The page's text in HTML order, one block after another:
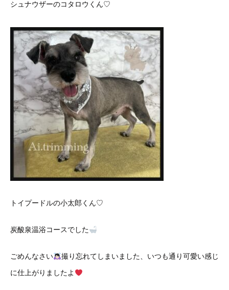
シュナウザーのコタロウくん♡
トイプードルの小太郎くん♡
炭酸泉温浴コースでした
ごめんなさい 撮り忘れてしまいました、いつも通り可愛い感じ
に仕上がりましたよ